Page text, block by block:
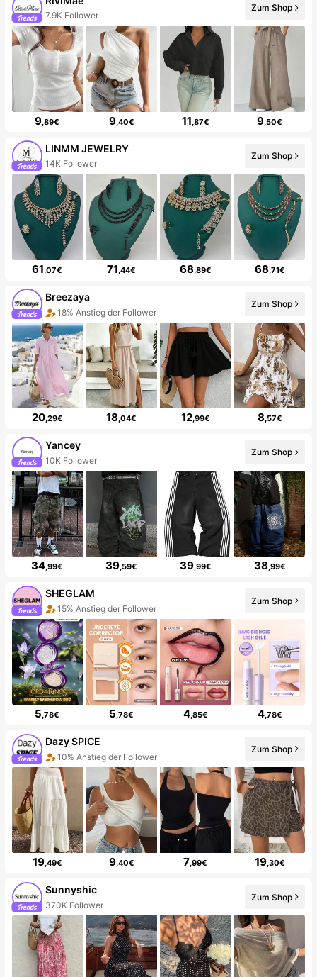
7.9K Follower
Zum Shop
9,89€ 9,40€ 11,87€ 9,50€
LINMM JEWELRY
14K Follower
Zum Shop
61,07€ 71,44€ 68,89€ 68,71€
Breezaya
18% Anstieg der Follower
Zum Shop
20,29€ 18,04€ 12,99€ 8,57€
Yancey
10K Follower
Zum Shop
34,99€ 39,59€ 39,99€ 38,99€
SHEGLAM
15% Anstieg der Follower
Zum Shop
5,78€ 5,78€ 4,85€ 4,78€
Dazy SPICE
10% Anstieg der Follower
Zum Shop
19,49€ 9,40€ 7,99€ 19,30€
Sunnyshic
370K Follower
Zum Shop